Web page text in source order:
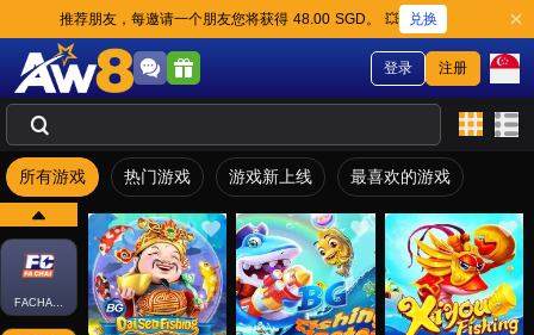
推荐朋友，每邀请一个朋友您将获得 48.00 SGD。 💥 兑换
注册
登录
所有游戏 热门游戏 游戏新上线 最喜欢的游戏
FACHAI-FISH